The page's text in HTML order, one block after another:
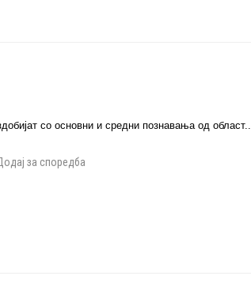
со основни и средни познавања од област..
за споредба